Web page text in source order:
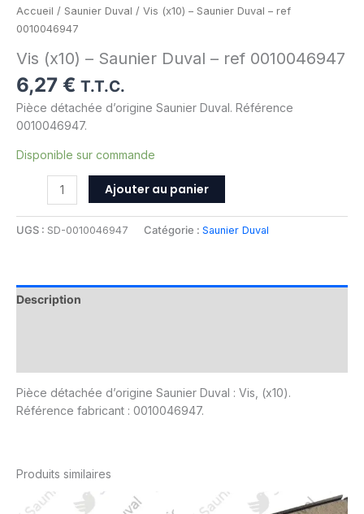
Accueil / Saunier Duval / Vis (x10) – Saunier Duval – ref
0010046947
Vis (x10) – Saunier Duval – ref 0010046947
6,27 € T.T.C.
Pièce détachée d’origine Saunier Duval. Référence
0010046947.
Disponible sur commande
Ajouter au panier
UGS : SD-0010046947 Catégorie : Saunier Duval
Description
Pièce détachée d’origine Saunier Duval : Vis, (x10).
Référence fabricant : 0010046947.
Produits similaires